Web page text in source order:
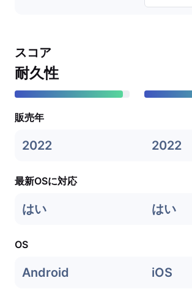
スコア
耐久性
販売年
2022 2022
最新OSに対応
はい はい
OS
Android iOS